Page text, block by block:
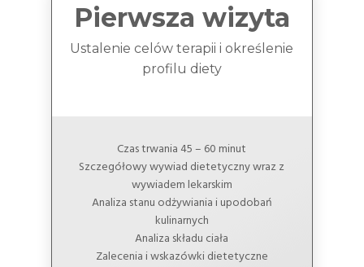
Pierwsza wizyta
Ustalenie celów terapii i określenie
profilu diety
Czas trwania 45 – 60 minut
Szczegółowy wywiad dietetyczny wraz z
wywiadem lekarskim
Analiza stanu odżywiania i upodobań
kulinarnych
Analiza składu ciała
Zalecenia i wskazówki dietetyczne